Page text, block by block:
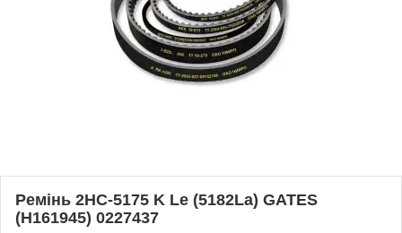
Ремінь 2НС-5175 K Le (5182La) GATES
(Н161945) 0227437